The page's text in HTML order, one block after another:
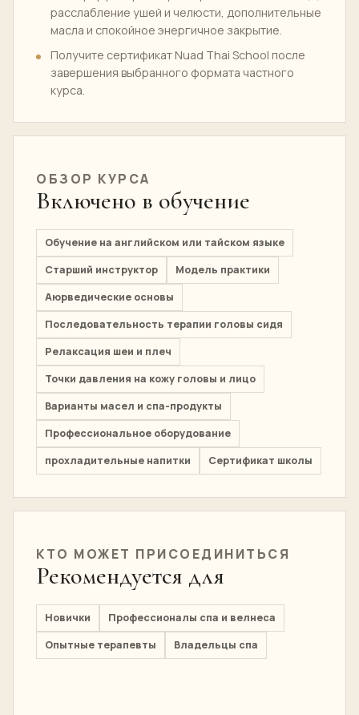
расслабление ушей и челюсти, дополнительные
масла и спокойное энергичное закрытие.
Получите сертификат Nuad Thai School после
завершения выбранного формата частного
курса.
ОБЗОР КУРСА
Включено в обучение
Обучение на английском или тайском языке
Старший инструктор
Модель практики
Аюрведические основы
Последовательность терапии головы сидя
Релаксация шеи и плеч
Точки давления на кожу головы и лицо
Варианты масел и спа-продукты
Профессиональное оборудование
прохладительные напитки
Сертификат школы
КТО МОЖЕТ ПРИСОЕДИНИТЬСЯ
Рекомендуется для
Новички
Профессионалы спа и велнеса
Опытные терапевты
Владельцы спа